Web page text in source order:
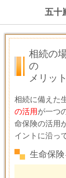
五十
相続の
の
メリッ
相続に備えた
の活用 が一つ
命保険の活用
イントに沿っ
生命保